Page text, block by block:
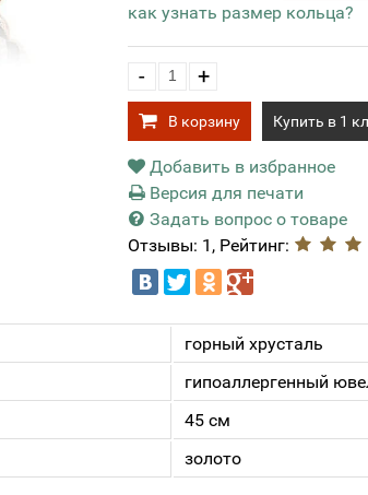
как узнать размер кольца?
- +
В корзину Купить в 1
Добавить в избранное
Версия для печати
Задать вопрос о товаре
Отзывы: 1, Рейтинг:
горный хрусталь
гипоаллергенный
45 см
золото